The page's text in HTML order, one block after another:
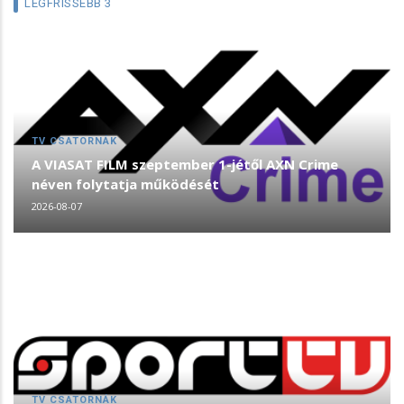
LEGFRISSEBB 3
TV CSATORNÁK
A VIASAT FILM szeptember 1-jétől AXN Crime
néven folytatja működését
2026-08-07
TV CSATORNÁK